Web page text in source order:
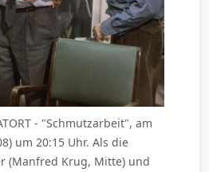
- "Schmutzarbeit", am
um 20:15 Uhr. Als die
(Manfred Krug, Mitte) und